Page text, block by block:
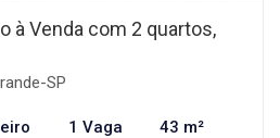
à Venda com 2 quartos,
SP
1 Vaga 43 m²